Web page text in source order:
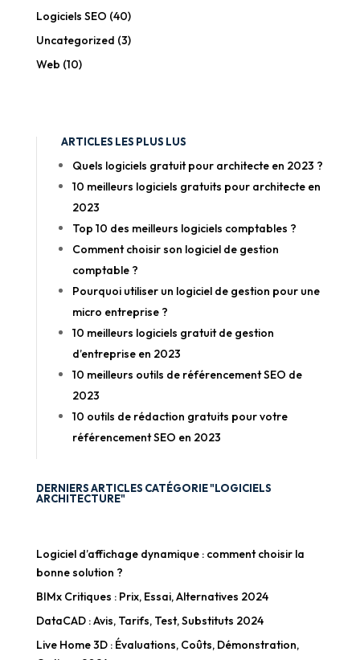
Logiciels SEO (40)
Uncategorized (3)
Web (10)
ARTICLES LES PLUS LUS
Quels logiciels gratuit pour architecte en 2023 ?
10 meilleurs logiciels gratuits pour architecte en
2023
Top 10 des meilleurs logiciels comptables ?
Comment choisir son logiciel de gestion
comptable ?
Pourquoi utiliser un logiciel de gestion pour une
micro entreprise ?
10 meilleurs logiciels gratuit de gestion
d’entreprise en 2023
10 meilleurs outils de référencement SEO de
2023
10 outils de rédaction gratuits pour votre
référencement SEO en 2023
DERNIERS ARTICLES CATÉGORIE "LOGICIELS
ARCHITECTURE"
Logiciel d’affichage dynamique : comment choisir la
bonne solution ?
BIMx Critiques : Prix, Essai, Alternatives 2024
DataCAD : Avis, Tarifs, Test, Substituts 2024
Live Home 3D : Évaluations, Coûts, Démonstration,